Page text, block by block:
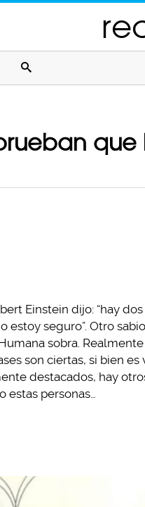
que
Einstein dijo: “hay
estoy seguro”. Otro
sobra.
son ciertas, si bien
destacados, hay
estas personas…